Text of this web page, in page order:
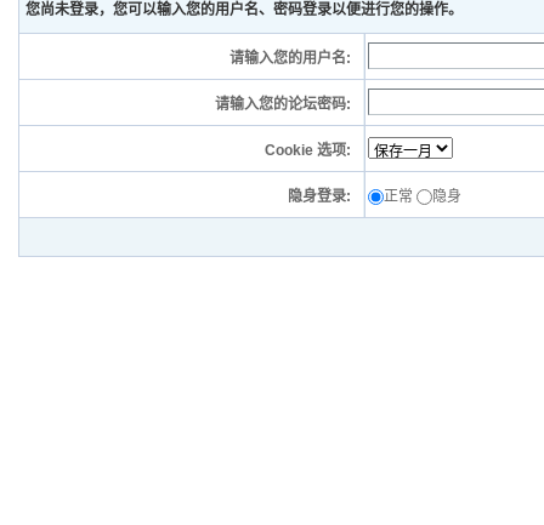
您尚未登录，您可以输入您的用户名、密码登录以便进行您的操作。
请输入您的用户名:
请输入您的论坛密码:
Cookie 选项:
隐身登录: 正常 隐身